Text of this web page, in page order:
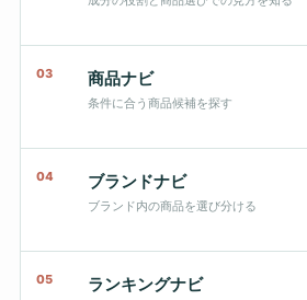
03 商品ナビ
条件に合う商品候補を探す
04 ブランドナビ
ブランド内の商品を選び分ける
05 ランキングナビ